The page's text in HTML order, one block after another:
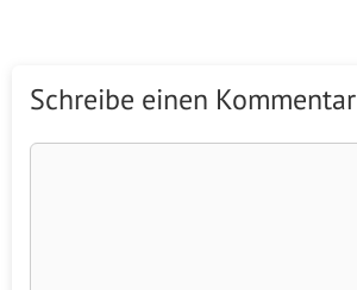
Schreibe einen Kommentar
Kommentar